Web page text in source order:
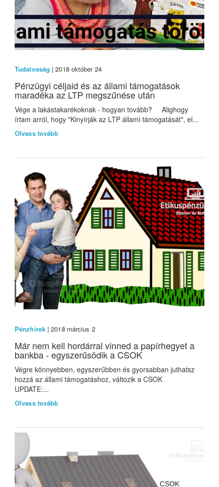
Tudatosság | 2018 október 24
Pénzügyi céljaid és az állami támogatások
maradéka az LTP megszűnése után
Vége a lakástakarékoknak - hogyan tovább? Alighogy
írtam arról, hogy "Kinyírják az LTP állami támogatását", el...
Olvass tovább
Pénzhírek| 2018 március 2
Már nem kell hordárral vinned a papírhegyet a
bankba - egyszerűsödik a CSOK
Végre könnyebben, egyszerűbben és gyorsabban juthatsz
hozzá az állami támogatáshoz, változik a CSOK
UPDATE:...
Olvass tovább